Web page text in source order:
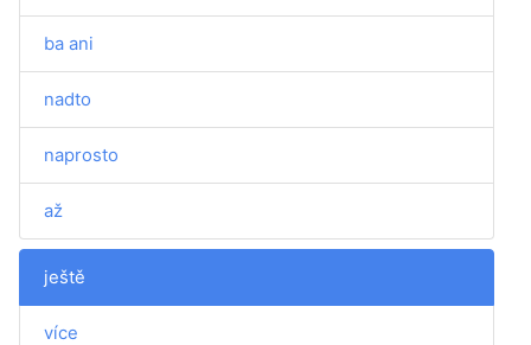
ba ani
nadto
naprosto
až
ještě
více